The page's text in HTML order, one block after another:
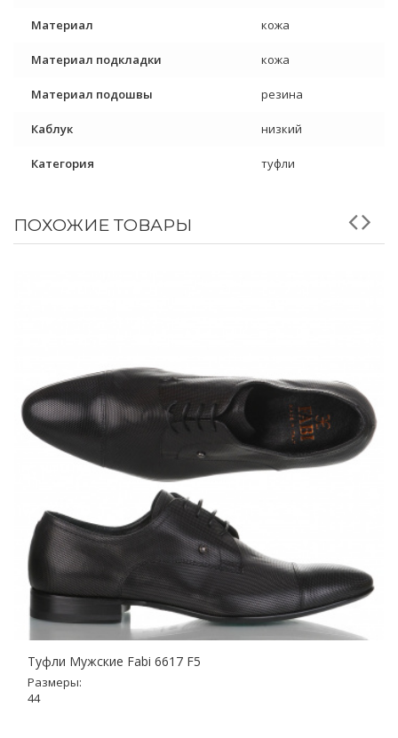
Материал кожа
Материал подкладки кожа
Материал подошвы резина
Каблук низкий
Категория туфли
ПОХОЖИЕ ТОВАРЫ
Туфли Мужские Fabi 6617 F5
Размеры:
44